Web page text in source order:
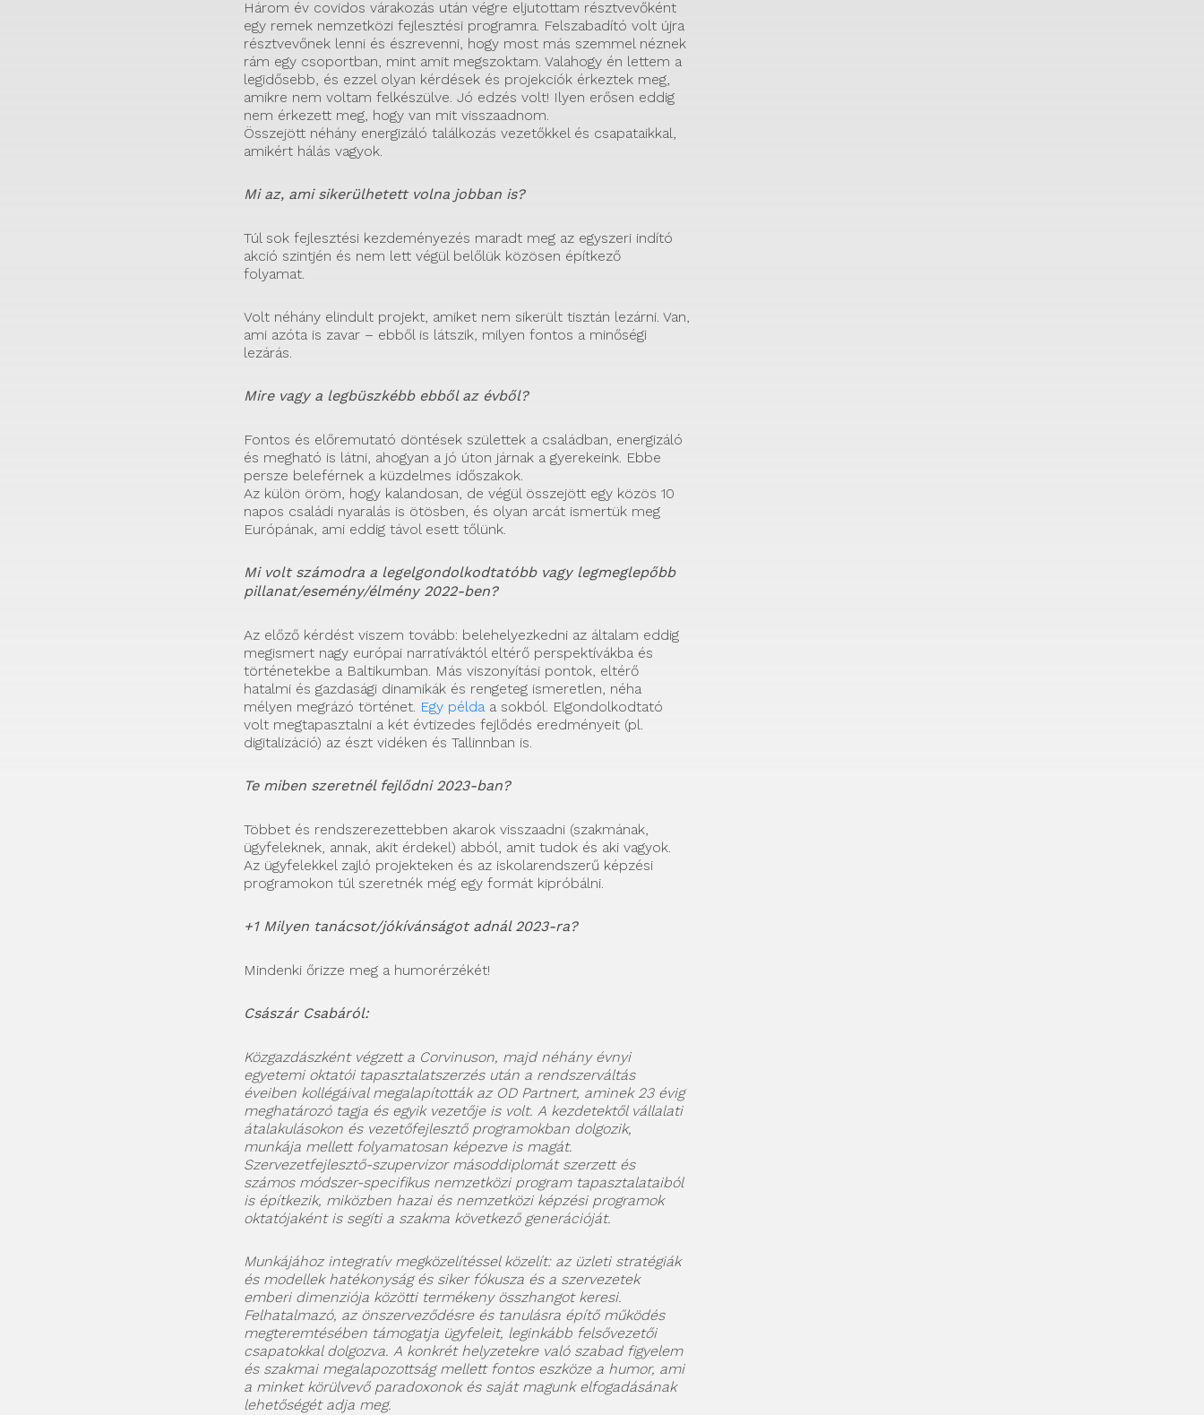
Három év covidos várakozás után végre eljutottam résztvevőként
egy remek nemzetközi fejlesztési programra. Felszabadító volt újra
résztvevőnek lenni és észrevenni, hogy most más szemmel néznek
rám egy csoportban, mint amit megszoktam. Valahogy én lettem a
legidősebb, és ezzel olyan kérdések és projekciók érkeztek meg,
amikre nem voltam felkészülve. Jó edzés volt! Ilyen erősen eddig
nem érkezett meg, hogy van mit visszaadnom.
Összejött néhány energizáló találkozás vezetőkkel és csapataikkal,
amikért hálás vagyok.
Mi az, ami sikerülhetett volna jobban is?
Túl sok fejlesztési kezdeményezés maradt meg az egyszeri indító
akció szintjén és nem lett végül belőlük közösen építkező
folyamat.
Volt néhány elindult projekt, amiket nem sikerült tisztán lezárni. Van,
ami azóta is zavar – ebből is látszik, milyen fontos a minőségi
lezárás.
Mire vagy a legbüszkébb ebből az évből?
Fontos és előremutató döntések születtek a családban, energizáló
és megható is látni, ahogyan a jó úton járnak a gyerekeink. Ebbe
persze beleférnek a küzdelmes időszakok.
Az külön öröm, hogy kalandosan, de végül összejött egy közös 10
napos családi nyaralás is ötösben, és olyan arcát ismertük meg
Európának, ami eddig távol esett tőlünk.
Mi volt számodra a legelgondolkodtatóbb vagy legmeglepőbb
pillanat/esemény/élmény 2022-ben?
Az előző kérdést viszem tovább: belehelyezkedni az általam eddig
megismert nagy európai narratíváktól eltérő perspektívákba és
történetekbe a Baltikumban. Más viszonyítási pontok, eltérő
hatalmi és gazdasági dinamikák és rengeteg ismeretlen, néha
mélyen megrázó történet. Egy példaa sokból. Elgondolkodtató
volt megtapasztalni a két évtizedes fejlődés eredményeit (pl.
digitalizáció) az észt vidéken és Tallinnban is.
Te miben szeretnél fejlődni 2023-ban?
Többet és rendszerezettebben akarok visszaadni (szakmának,
ügyfeleknek, annak, akit érdekel) abból, amit tudok és aki vagyok.
Az ügyfelekkel zajló projekteken és az iskolarendszerű képzési
programokon túl szeretnék még egy formát kipróbálni.
+1 Milyen tanácsot/jókívánságot adnál 2023-ra?
Mindenki őrizze meg a humorérzékét!
Császár Csabáról:
Közgazdászként végzett a Corvinuson, majd néhány évnyi
egyetemi oktatói tapasztalatszerzés után a rendszerváltás
éveiben kollégáival megalapították az OD Partnert, aminek 23 évig
meghatározó tagja és egyik vezetője is volt. A kezdetektől vállalati
átalakulásokon és vezetőfejlesztő programokban dolgozik,
munkája mellett folyamatosan képezve is magát.
Szervezetfejlesztő-szupervizor másoddiplomát szerzett és
számos módszer-specifikus nemzetközi program tapasztalataiból
is építkezik, miközben hazai és nemzetközi képzési programok
oktatójaként is segíti a szakma következő generációját.
Munkájához integratív megközelítéssel közelít: az üzleti stratégiák
és modellek hatékonyság és siker fókusza és a szervezetek
emberi dimenziója közötti termékeny összhangot keresi.
Felhatalmazó, az önszerveződésre és tanulásra építő működés
megteremtésében támogatja ügyfeleit, leginkább felsővezetői
csapatokkal dolgozva. A konkrét helyzetekre való szabad figyelem
és szakmai megalapozottság mellett fontos eszköze a humor, ami
a minket körülvevő paradoxonok és saját magunk elfogadásának
lehetőségét adja meg.